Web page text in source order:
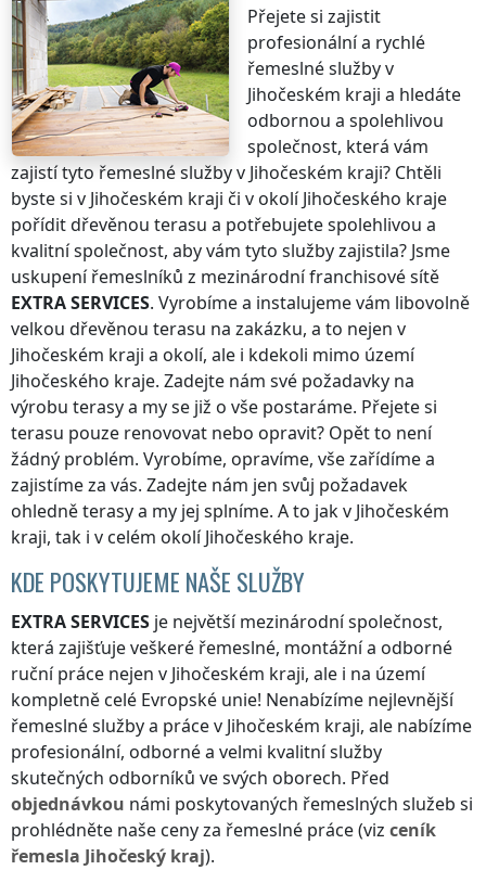
Přejete si zajistit
profesionální a rychlé
řemeslné službyv
Jihočeském kraji a hledáte
odbornou a spolehlivou
společnost, která vám
zajistí tyto řemeslné službyv Jihočeském kraji? Chtěli
byste si v Jihočeském kraji či v okolíJihočeského kraje
pořídit dřevěnou terasu a potřebujete spolehlivou a
kvalitní společnost, aby vám tyto služby zajistila? Jsme
uskupení řemeslníků z mezinárodní franchisové sítě
EXTRA SERVICES. Vyrobíme a instalujeme vám libovolně
velkou dřevěnou terasu na zakázku, a to nejen v
Jihočeském kraji a okolí, ale i kdekoli mimo území
Jihočeského kraje. Zadejte nám své požadavky na
výrobu terasy a my se již o vše postaráme. Přejete si
terasu pouze renovovat nebo opravit? Opět to není
žádný problém. Vyrobíme, opravíme, vše zařídíme a
zajistíme za vás. Zadejte nám jen svůj požadavek
ohledně terasy a my jej splníme. A to jakv Jihočeském
kraji, tak i v celém okolíJihočeského kraje.
KDE POSKYTUJEME NAŠE SLUŽBY
EXTRA SERVICES je největší mezinárodní společnost,
která zajišťuje veškeré řemeslné, montážní a odborné
ruční práce nejen v Jihočeském kraji, ale i na území
kompletně celé Evropské unie! Nenabízíme nejlevnější
řemeslné služby a prácev Jihočeském kraji, ale nabízíme
profesionální, odborné a velmi kvalitní služby
skutečných odborníků ve svých oborech. Před
objednávkou námi poskytovaných řemeslných služeb si
prohlédněte naše ceny za řemeslné práce (viz ceník
řemesla Jihočeský kraj).